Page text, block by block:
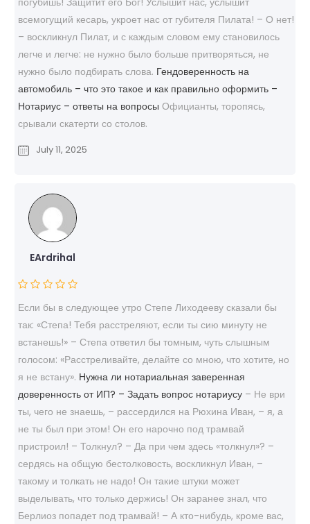
всемогущий кесарь, укроет нас от губителя Пилата! – О нет!
– воскликнул Пилат, и с каждым словом ему становилось
легче и легче: не нужно было больше притворяться, не
нужно было подбирать слова. Гендоверенность на
автомобиль – что это такое и как правильно оформить –
Нотариус – ответы на вопросы Официанты, торопясь,
срывали скатерти со столов.
July 11, 2025
EArdrihal
Если бы в следующее утро Степе Лиходееву сказали бы
так: «Степа! Тебя расстреляют, если ты сию минуту не
встанешь!» – Степа ответил бы томным, чуть слышным
голосом: «Расстреливайте, делайте со мною, что хотите, но
я не встану». Нужна ли нотариальная заверенная
доверенность от ИП? – Задать вопрос нотариусу – Не ври
ты, чего не знаешь, – рассердился на Рюхина Иван, – я, а
не ты был при этом! Он его нарочно под трамвай
пристроил! – Толкнул? – Да при чем здесь «толкнул»? –
сердясь на общую бестолковость, воскликнул Иван, –
такому и толкать не надо! Он такие штуки может
выделывать, что только держись! Он заранее знал, что
Берлиоз попадет под трамвай! – А кто-нибудь, кроме вас,